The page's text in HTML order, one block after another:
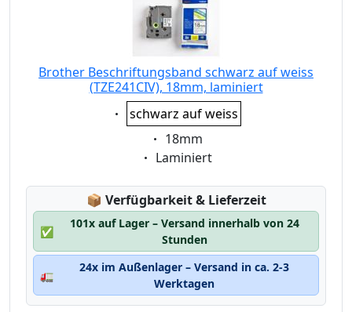
Brother Beschriftungsband schwarz auf weiss
(TZE241CIV), 18mm, laminiert
Eigenschaft:
schwarz auf weiss
Eigenschaft:
18mm
Eigenschaft:
Laminiert
📦 Lagerstatus:
Verfügbarkeit & Lieferzeit
✅
101x auf Lager – Versand innerhalb von 24
Stunden
🚛
24x im Außenlager – Versand in ca. 2-3
Werktagen